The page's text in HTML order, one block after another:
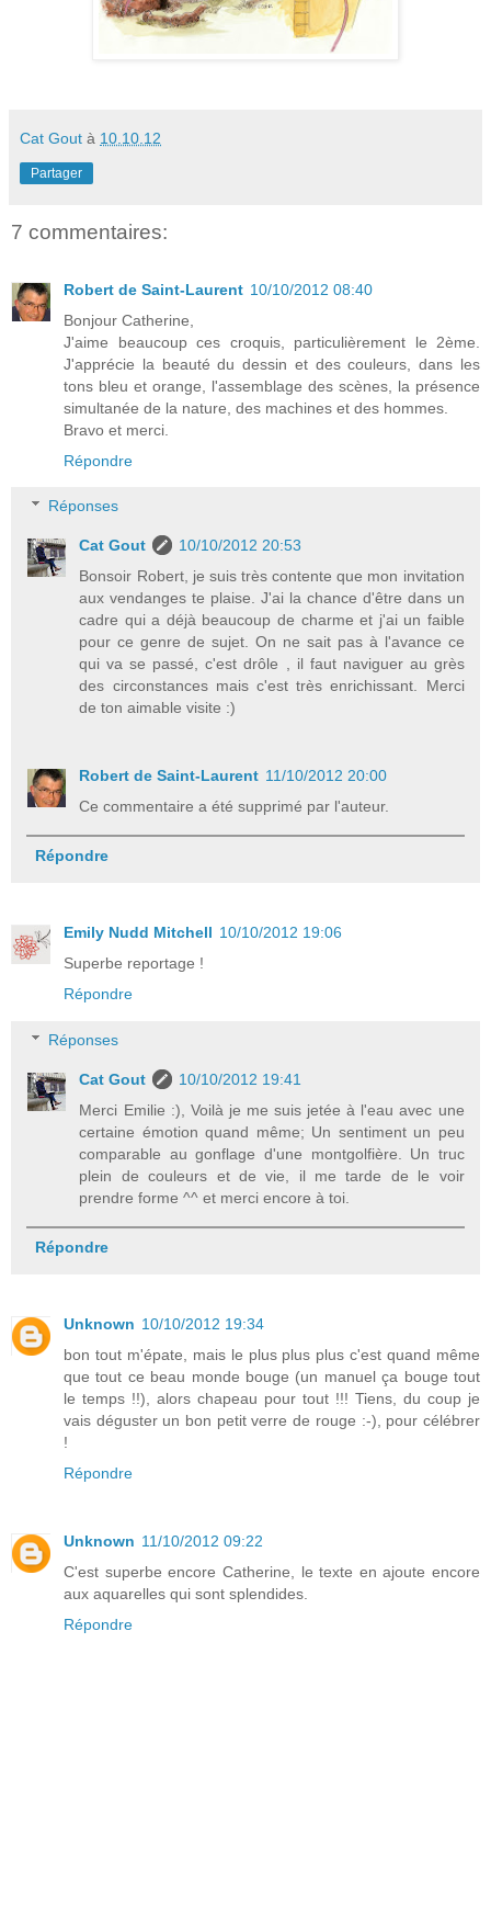
Cat Gout à 10.10.12
Partager
7 commentaires:
Robert de Saint-Laurent 10/10/2012 08:40
Bonjour Catherine,
J'aime beaucoup ces croquis, particulièrement le 2ème.
J'apprécie la beauté du dessin et des couleurs, dans les
tons bleu et orange, l'assemblage des scènes, la présence
simultanée de la nature, des machines et des hommes.
Bravo et merci.
Répondre
Réponses
Cat Gout
10/10/2012 20:53
Bonsoir Robert, je suis très contente que mon invitation
aux vendanges te plaise. J'ai la chance d'être dans un
cadre qui a déjà beaucoup de charme et j'ai un faible
pour ce genre de sujet. On ne sait pas à l'avance ce
qui va se passé, c'est drôle , il faut naviguer au grès
des circonstances mais c'est très enrichissant. Merci
de ton aimable visite :)
Robert de Saint-Laurent 11/10/2012 20:00
Ce commentaire a été supprimé par l'auteur.
Répondre
Emily Nudd Mitchell 10/10/2012 19:06
Superbe reportage !
Répondre
Réponses
Cat Gout
10/10/2012 19:41
Merci Emilie :), Voilà je me suis jetée à l'eau avec une
certaine émotion quand même; Un sentiment un peu
comparable au gonflage d'une montgolfière. Un truc
plein de couleurs et de vie, il me tarde de le voir
prendre forme ^^ et merci encore à toi.
Répondre
Unknown 10/10/2012 19:34
bon tout m'épate, mais le plus plus plus c'est quand même
que tout ce beau monde bouge (un manuel ça bouge tout
le temps !!), alors chapeau pour tout !!! Tiens, du coup je
vais déguster un bon petit verre de rouge :-), pour célébrer
!
Répondre
Unknown 11/10/2012 09:22
C'est superbe encore Catherine, le texte en ajoute encore
aux aquarelles qui sont splendides.
Répondre